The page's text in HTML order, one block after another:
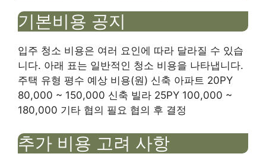
기본비용 공지
입주 청소 비용은 여러 요인에 따라 달라질 수 있습
니다. 아래 표는 일반적인 청소 비용을 나타냅니다.
주택 유형 평수 예상 비용(원) 신축 아파트 20PY
80,000 ~ 150,000 신축 빌라 25PY 100,000 ~
180,000 기타 협의 필요 협의 후 결정
추가 비용 고려 사항